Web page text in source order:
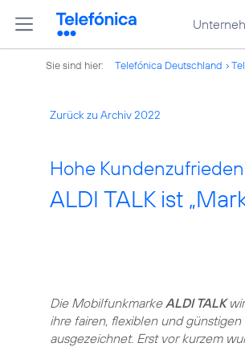
Sie sind hier: Telefónica Deutschland
Zurück zu Archiv 2022
Hohe
ALDI TALK ist
Die MobilfunkmarkeALDI TALK
ihre fairen, flexiblen und günstigen
ausgezeichnet. Erst vor kurzem